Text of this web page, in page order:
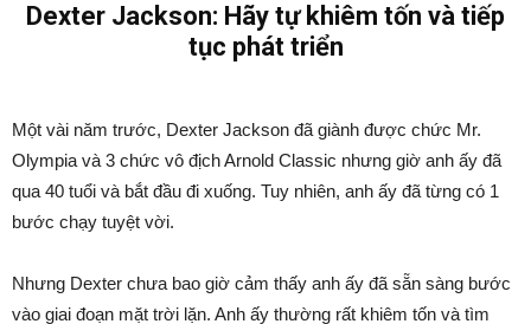
Dexter Jackson: Hãy tự khiêm tốn và tiếp
tục phát triển
Một vài năm trước, Dexter Jackson đã giành được chức Mr.
Olympia và 3 chức vô địch Arnold Classic nhưng giờ anh ấy đã
qua 40 tuổi và bắt đầu đi xuống. Tuy nhiên, anh ấy đã từng có 1
bước chạy tuyệt vời.
Nhưng Dexter chưa bao giờ cảm thấy anh ấy đã sẵn sàng bước
vào giai đoạn mặt trời lặn. Anh ấy thường rất khiêm tốn và tìm